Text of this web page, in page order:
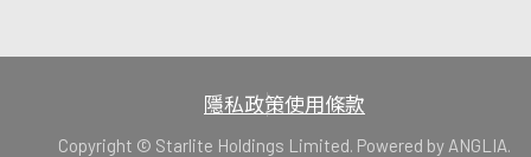
隱私政策使用條款
Copyright © Starlite Holdings Limited. Powered by ANGLIA.